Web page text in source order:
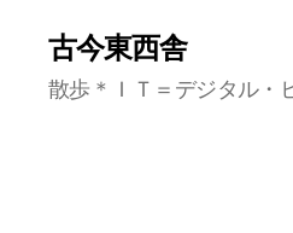
古今東西舎
散歩＊ＩＴ＝デジタル・